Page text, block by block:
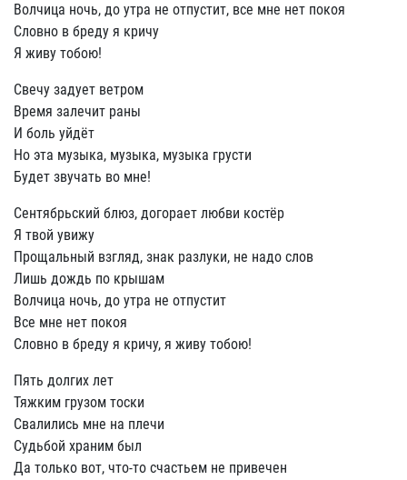
Волчица ночь, до утра не отпустит, все мне нет покоя
Словно в бреду я кричу
Я живу тобою!
Свечу задует ветром
Время залечит раны
И боль уйдёт
Но эта музыка, музыка, музыка грусти
Будет звучать во мне!
Сентябрьский блюз, догорает любви костёр
Я твой увижу
Прощальный взгляд, знак разлуки, не надо слов
Лишь дождь по крышам
Волчица ночь, до утра не отпустит
Все мне нет покоя
Словно в бреду я кричу, я живу тобою!
Пять долгих лет
Тяжким грузом тоски
Свалились мне на плечи
Судьбой храним был
Да только вот, что-то счастьем не привечен